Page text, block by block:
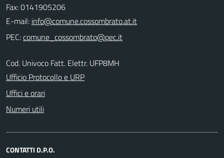
Fax: 0141905206
E-mail:
PEC:
Cod. Univoco Fatt. Elettr. UFP8MH
Ufficio Protocollo e URP
Uffici e orari
Numeri utili
CONTATTI D.P.O.